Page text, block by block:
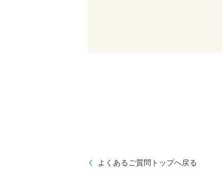
よくあるご質問トップへ戻る